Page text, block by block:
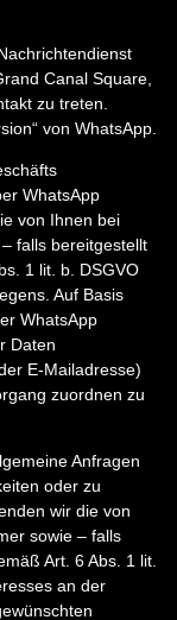
Canal Square,
zu treten.
von WhatsApp.
WhatsApp
von Ihnen bei
falls bereitgestellt
1 lit. b. DSGVO
Auf Basis
WhatsApp
Daten
E-Mailadresse)
zuordnen zu
Anfragen
oder zu
wir die von
sowie – falls
Art. 6 Abs. 1 lit.
an der